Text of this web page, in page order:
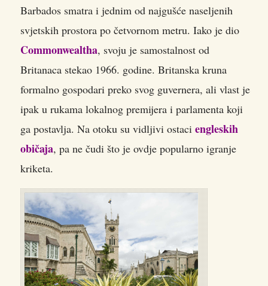
Barbados smatra i jednim od najgušće naseljenih
svjetskih prostora po četvornom metru. Iako je dio
Commonwealtha, svoju je samostalnost od
Britanaca stekao 1966. godine. Britanska kruna
formalno gospodari preko svog guvernera, ali vlast je
ipak u rukama lokalnog premijera i parlamenta koji
ga postavlja. Na otoku su vidljivi ostaci engleskih
običaja, pa ne čudi što je ovdje popularno igranje
kriketa.